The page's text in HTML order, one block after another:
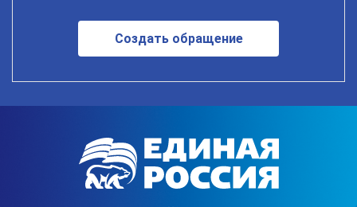
Создать обращение